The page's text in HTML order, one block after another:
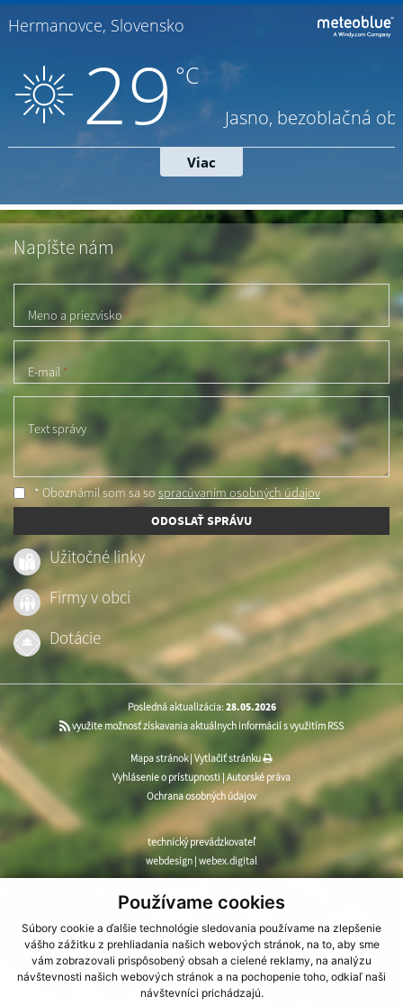
Používame cookies
Súbory cookie a ďalšie technológie sledovania používame na zlepšenie
vášho zážitku z prehliadania našich webových stránok, na to, aby sme
vám zobrazovali prispôsobený obsah a cielené reklamy, na analýzu
návštevnosti našich webových stránok a na pochopenie toho, odkiaľ naši
návštevníci prichádzajú.
Napíšte nám
Meno a priezvisko*
E-mail *
Text správy
* Oboznámil som sa so spracúvaním osobných údajov
ODOSLAŤ SPRÁVU
Užitočné linky
Firmy v obci
Dotácie
Posledná aktualizácia: 28.05.2026
využite možnosť získavania aktuálnych informácií s využitím RSS
Mapa stránok| Vytlačiť stránku
Vyhlásenie o prístupnosti|Autorské práva
Ochrana osobných údajov
technický prevádzkovateľ
webdesign webex.digital
CMS systém (redakčný) systém ECHELON 2
webhosting
,webex.digital, domény, registrácia domény
spoločnosť webex.digital